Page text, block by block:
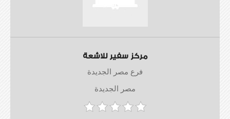
مركز سفير للاشعة
فرع مصر الجديدة
مصر الجديدة